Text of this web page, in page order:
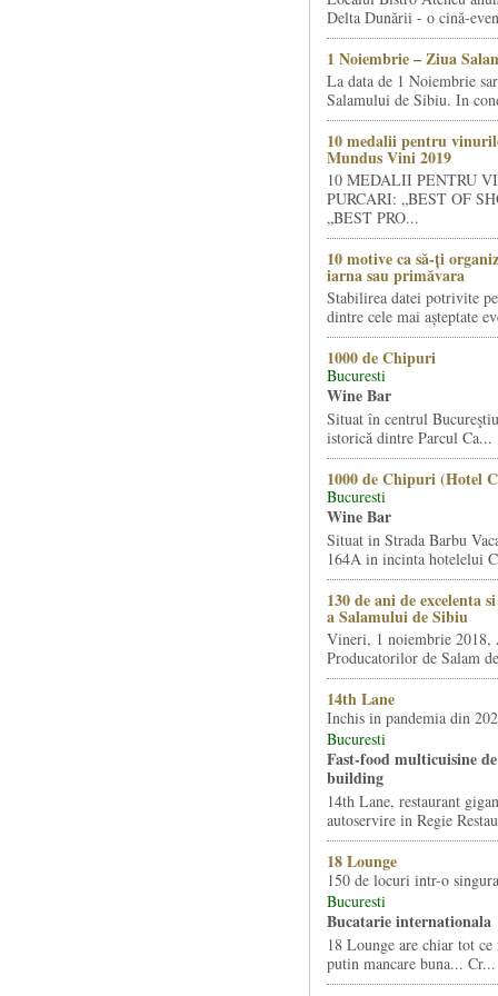
Delta Dunării - o cină-
1 Noiembrie – Ziua
La data de 1 Noiembrie
Salamului de Sibiu. In
10 medalii pentru
Mundus Vini 2019
10 MEDALII PENTRU
PURCARI: „BEST OF
„BEST PRO...
10 motive ca să-ți
iarna sau primăvara
Stabilirea datei potrivite
dintre cele mai așteptate
1000 de Chipuri
Bucuresti
Wine Bar
Situat în centrul
istorică dintre Parcul Ca...
1000 de Chipuri (Hotel
Bucuresti
Wine Bar
Situat in Strada Barbu
164A in incinta hotelelui
130 de ani de excelenta
a Salamului de Sibiu
Vineri, 1 noiembrie 2018,
Producatorilor de Salam
14th Lane
Inchis in pandemia din
Bucuresti
Fast-food multicuisine
building
14th Lane, restaurant
autoservire in Regie
18 Lounge
150 de locuri intr-o
Bucuresti
Bucatarie internationala
18 Lounge are chiar tot
putin mancare buna... Cr...